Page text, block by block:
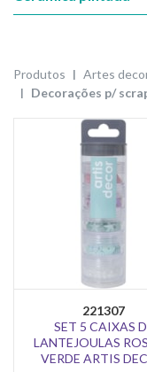
produtos artes
decorações p/
221307
SET 5 CAIXAS
LANTEJOULAS
VERDE ARTIS